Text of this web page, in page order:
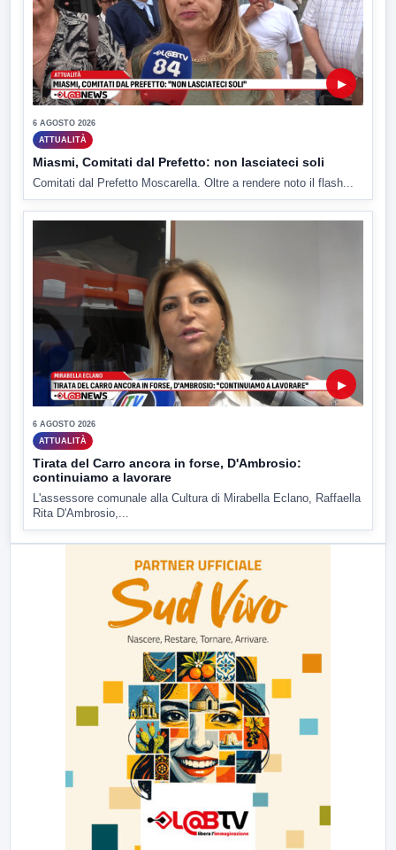
▶
6 AGOSTO 2026
ATTUALITÀ
Miasmi, Comitati dal Prefetto: non lasciateci soli
Comitati dal Prefetto Moscarella. Oltre a rendere noto il flash...
▶
6 AGOSTO 2026
ATTUALITÀ
Tirata del Carro ancora in forse, D'Ambrosio:
continuiamo a lavorare
L'assessore comunale alla Cultura di Mirabella Eclano, Raffaella
Rita D'Ambrosio,...